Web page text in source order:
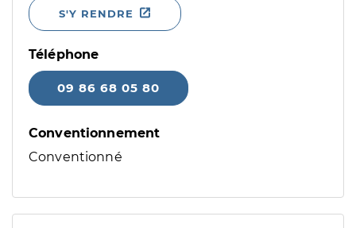
S'Y RENDRE
Téléphone
09 86 68 05 80
Conventionnement
Conventionné